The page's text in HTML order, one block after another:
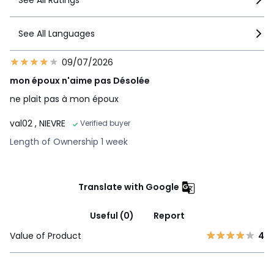
See All Languages
09/07/2026
mon époux n'aime pas Désolée
ne plait pas à mon époux
val02 , NIEVRE Verified buyer
Length of Ownership 1 week
Translate with Google
Useful (0)
Report
Value of Product
4